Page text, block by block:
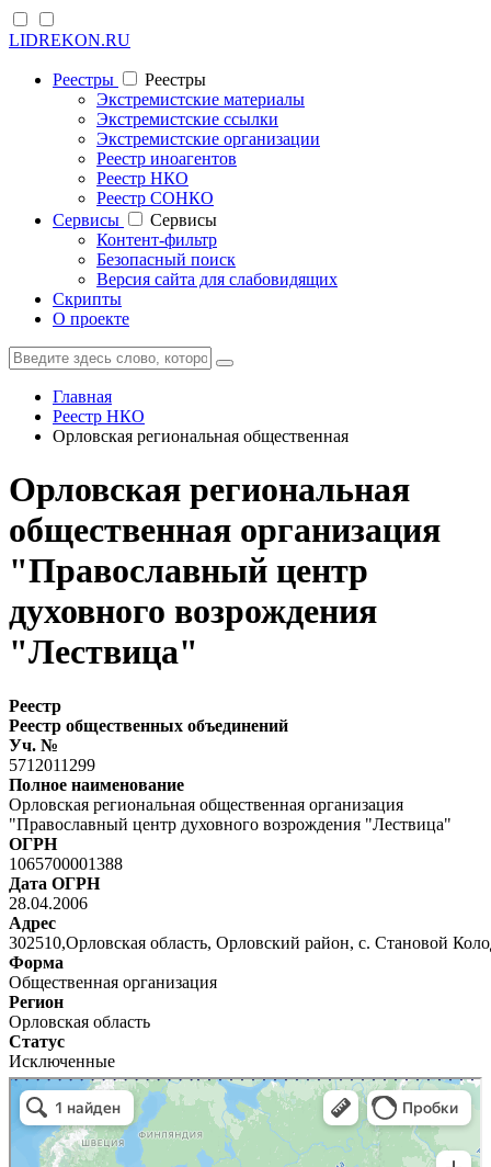
LIDREKON.RU
Реестры
Реестры
Экстремистские материалы
Экстремистские ссылки
Экстремистские организации
Реестр иноагентов
Реестр НКО
Реестр СОНКО
Cервисы
Cервисы
Контент-фильтр
Безопасный поиск
Версия сайта для слабовидящих
Скрипты
О проекте
Главная
Реестр НКО
Орловская региональная общественная
Орловская региональная
общественная организация
"Православный центр
духовного возрождения
"Лествица"
Реестр
Реестр общественных объединений
Уч. №
5712011299
Полное наименование
Орловская региональная общественная организация
"Православный центр духовного возрождения "Лествица"
ОГРН
1065700001388
Дата ОГРН
28.04.2006
Адрес
302510,Орловская область, Орловский район, с. Становой
Форма
Общественная организация
Регион
Орловская область
Статус
Исключенные